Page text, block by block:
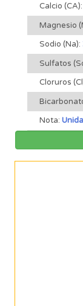
Calcio (CA):
Magnesio
Sodio (Na):
Sulfatos
Cloruros
Nota: